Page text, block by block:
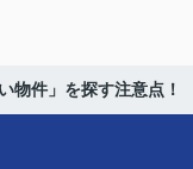
物件」を探す注意点！